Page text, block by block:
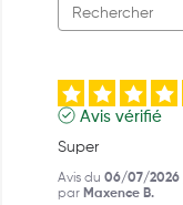
Avis vérifié
Super
Avis du 06/07/2026
par Maxence B.